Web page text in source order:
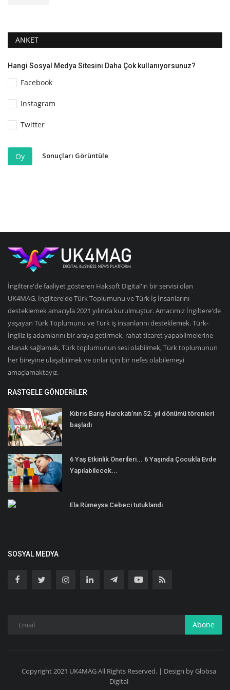
ANKET
Hangi Sosyal Medya Sitesini Daha Çok kullanıyorsunuz?
Facebook
Instagram
Twitter
Oy Sonuçları Görüntüle
İngiltere'de faaliyet gösteren Haksoft Digital'in bir servisi olan
UK4MAG, İngiltere'de Türk Toplumunu ve Türk İş İnsanlarını
desteklemek amacıyla 2021 yılında kurulmuştur. Amacımız İngiltere'de
yaşayan Türk Toplumunu ve Türk iş insanlarını desteklemek. Türk-
İngiliz iş adamlarını bir araya getirmek, rahat ticaret yapabilmelerine
olanak sağlamak, Türk toplumunun sesi olabilmek, Türk toplumunun
her bireyine ulaşabilmek ve onlar için bir nefes olabilemeyi
amaçlamaktayız.
RASTGELE GÖNDERILER
Kıbrıs Barış Harekatı'nın 52. yıl dönümü törenleri
başladı
6 Yaş Etkinlik Önerileri... 6 Yaşında Çocukla Evde
Yapılabilecek...
Ela Rümeysa Cebeci tutuklandı
SOSYAL MEDYA
Abone
Copyright 2021 UK4MAG All Rights Reserved. | Design by Globsa
Digital